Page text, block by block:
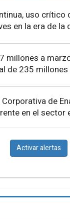
uso crítico
en la era de la
millones a
de 235 millones
de
en el sector
Activar alertas